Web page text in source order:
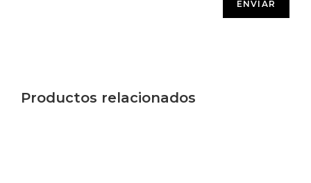
Productos relacionados